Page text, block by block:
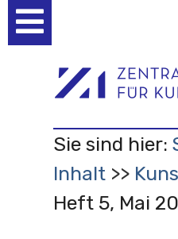
Werkzeuge
Sie sind hier:
Inhalt
Heft 5, Mai